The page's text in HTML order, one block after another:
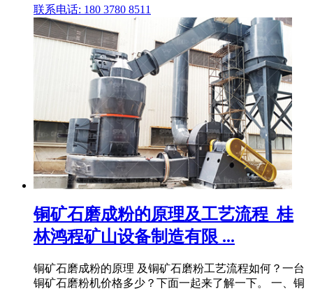
联系电话: 180 3780 8511
铜矿石磨成粉的原理及工艺流程_桂
林鸿程矿山设备制造有限 ...
铜矿石磨成粉的原理 及铜矿石磨粉工艺流程如何？一台
铜矿石磨粉机价格多少？下面一起来了解一下。 一、铜